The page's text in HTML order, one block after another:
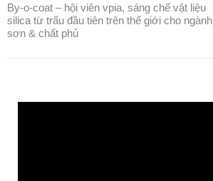
by-o-coat – hội viên vpia, sáng chế vật liệu
silica từ trấu đầu tiên trên thế giới cho ngành
sơn & chất phủ